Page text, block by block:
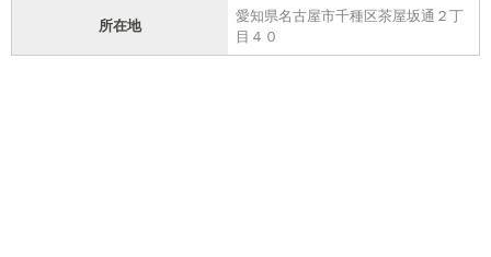
所在地
愛知県名古屋市千種区茶屋坂通２丁
目４０